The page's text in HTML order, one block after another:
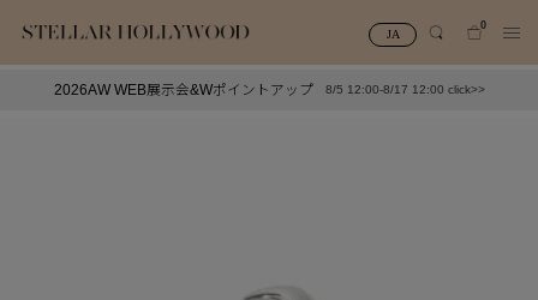
JA
0
2026AW WEB展示会&Wポイントアップ 8/5 12:00-8/17 12:00 click>>